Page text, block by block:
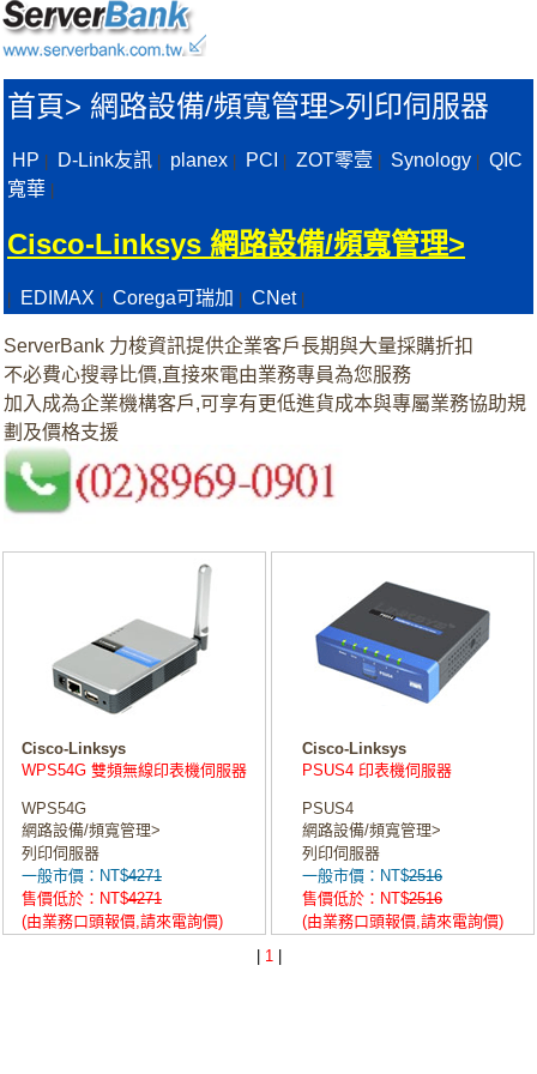
首頁> 網路設備/頻寬管理>列印伺服器
HP D-Link友訊 planex PCI ZOT零壹 Synology
QIC
寬華
Cisco-Linksys 網路設備/頻寬管理>
EDIMAX Corega可瑞加 CNet|
ServerBank 力梭資訊提供企業客戶長期與大量採購折扣
不必費心搜尋比價,直接來電由業務專員為您服務
加入成為企業機構客戶,可享有更低進貨成本與專屬業務協助規
劃及價格支援
Cisco-Linksys
WPS54G 雙頻無線印表機伺服器
WPS54G
網路設備/頻寬管理>
列印伺服器
一般市價：NT$4271
售價低於：NT$4271
(由業務口頭報價,請來電詢價)
Cisco-Linksys
PSUS4 印表機伺服器
PSUS4
網路設備/頻寬管理>
列印伺服器
一般市價：NT$2516
售價低於：NT$2516
(由業務口頭報價,請來電詢價)
1|